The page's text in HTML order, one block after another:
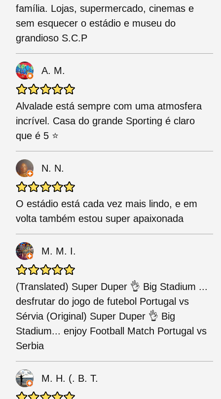
família. Lojas, supermercado, cinemas e
sem esquecer o estádio e museu do
grandioso S.C.P
A. M.
Alvalade está sempre com uma atmosfera
incrível. Casa do grande Sporting é claro
que é 5 ⭐️
N. N.
O estádio está cada vez mais lindo, e em
volta também estou super apaixonada
M. M. I.
(Translated) Super Duper 👌 Big Stadium ...
desfrutar do jogo de futebol Portugal vs
Sérvia (Original) Super Duper 👌 Big
Stadium... enjoy Football Match Portugal vs
Serbia
M. H. (. B. T.